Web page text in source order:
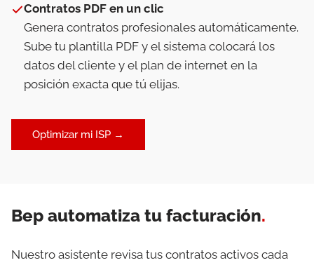
Contratos PDF en un clic
Genera contratos profesionales automáticamente.
Sube tu plantilla PDF y el sistema colocará los
datos del cliente y el plan de internet en la
posición exacta que tú elijas.
Optimizar mi ISP →
Bep automatiza tu facturación.
Nuestro asistente revisa tus contratos activos cada